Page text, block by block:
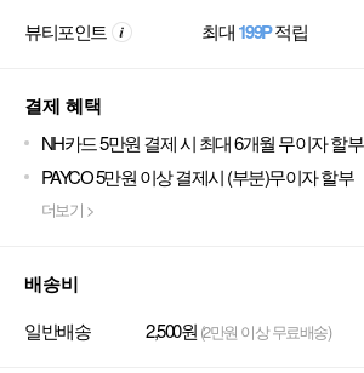
뷰티포인트 최대199P적립
결제 혜택
NH카드 5만원 결제 시 최대 6개월 무이자 할부
PAYCO 5만원 이상 결제시 (부분)무이자 할부
더보기 >
배송비
일반배송 2,500원 (2만원 이상 무료배송)